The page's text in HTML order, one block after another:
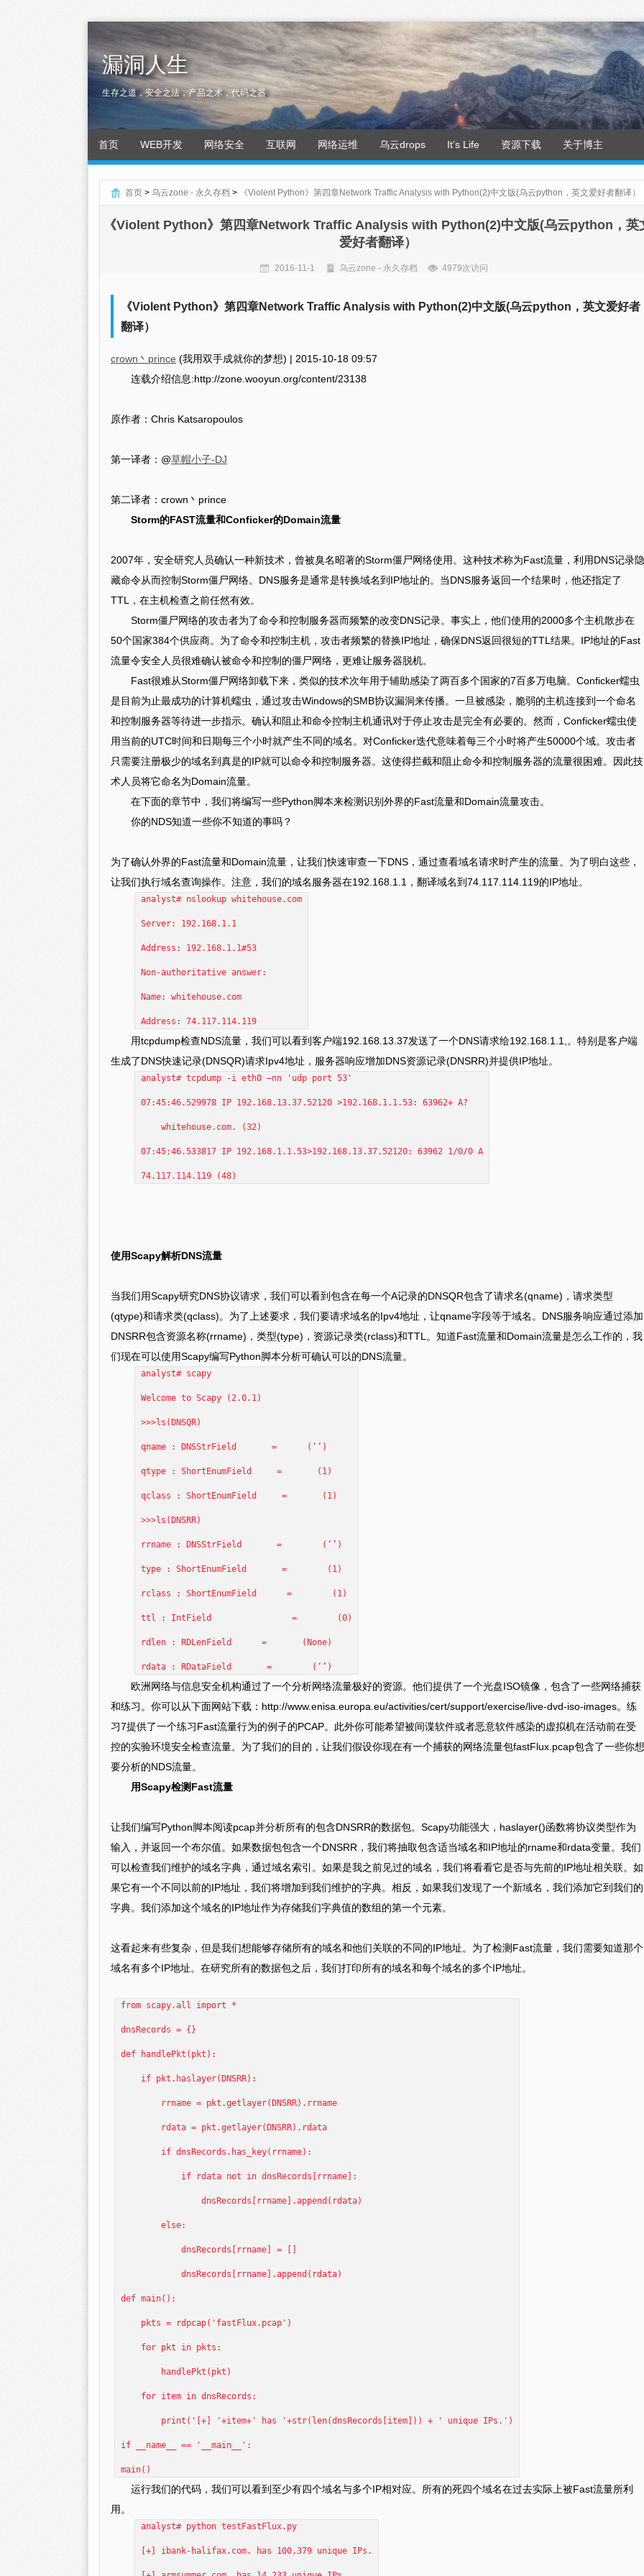
漏洞人生
生存之道，安全之法，产品之术，代码之器
首页 WEB开发 网络安全 互联网 网络运维 乌云drops It’s Life 资源下载 关于博主
首页 > 乌云zone - 永久存档 > 《Violent Python》第四章Network Traffic Analysis with Python(2)中文版(乌云python，英文爱好者翻译）
《Violent Python》第四章Network Traffic Analysis with Python(2)中文版(乌云python，英
爱好者翻译）
2016-11-1 乌云zone - 永久存档 4979次访问
《Violent Python》第四章Network Traffic Analysis with Python(2)中文版(乌云python，英文爱好者
翻译）
crown丶prince (我用双手成就你的梦想) | 2015-10-18 09:57
连载介绍信息:http://zone.wooyun.org/content/23138
原作者：Chris Katsaropoulos
第一译者：@草帽小子-DJ
第二译者：crown丶prince
Storm的FAST流量和Conficker的Domain流量
2007年，安全研究人员确认一种新技术，曾被臭名昭著的Storm僵尸网络使用。这种技术称为Fast流量，利用DNS记录隐
藏命令从而控制Storm僵尸网络。DNS服务是通常是转换域名到IP地址的。当DNS服务返回一个结果时，他还指定了
TTL，在主机检查之前任然有效。
Storm僵尸网络的攻击者为了命令和控制服务器而频繁的改变DNS记录。事实上，他们使用的2000多个主机散步在
50个国家384个供应商。为了命令和控制主机，攻击者频繁的替换IP地址，确保DNS返回很短的TTL结果。IP地址的Fast
流量令安全人员很难确认被命令和控制的僵尸网络，更难让服务器脱机。
Fast很难从Storm僵尸网络卸载下来，类似的技术次年用于辅助感染了两百多个国家的7百多万电脑。Conficker蠕虫
是目前为止最成功的计算机蠕虫，通过攻击Windows的SMB协议漏洞来传播。一旦被感染，脆弱的主机连接到一个命名
和控制服务器等待进一步指示。确认和阻止和命令控制主机通讯对于停止攻击是完全有必要的。然而，Conficker蠕虫使
用当前的UTC时间和日期每三个小时就产生不同的域名。对Conficker迭代意味着每三个小时将产生50000个域。攻击者
只需要注册极少的域名到真是的IP就可以命令和控制服务器。这使得拦截和阻止命令和控制服务器的流量很困难。因此技
术人员将它命名为Domain流量。
在下面的章节中，我们将编写一些Python脚本来检测识别外界的Fast流量和Domain流量攻击。
你的NDS知道一些你不知道的事吗？
为了确认外界的Fast流量和Domain流量，让我们快速审查一下DNS，通过查看域名请求时产生的流量。为了明白这些，
让我们执行域名查询操作。注意，我们的域名服务器在192.168.1.1，翻译域名到74.117.114.119的IP地址。
analyst# nslookup whitehouse.com
Server: 192.168.1.1
Address: 192.168.1.1#53
Non-authoritative answer:
Name: whitehouse.com
Address: 74.117.114.119
用tcpdump检查NDS流量，我们可以看到客户端192.168.13.37发送了一个DNS请求给192.168.1.1,。特别是客户端
生成了DNS快速记录(DNSQR)请求Ipv4地址，服务器响应增加DNS资源记录(DNSRR)并提供IP地址。
analyst# tcpdump -i eth0 –nn 'udp port 53'
07:45:46.529978 IP 192.168.13.37.52120 >192.168.1.1.53: 63962+ A?
whitehouse.com. (32)
07:45:46.533817 IP 192.168.1.1.53>192.168.13.37.52120: 63962 1/0/0 A
74.117.114.119 (48)
使用Scapy解析DNS流量
当我们用Scapy研究DNS协议请求，我们可以看到包含在每一个A记录的DNSQR包含了请求名(qname)，请求类型
(qtype)和请求类(qclass)。为了上述要求，我们要请求域名的Ipv4地址，让qname字段等于域名。DNS服务响应通过添加
DNSRR包含资源名称(rrname)，类型(type)，资源记录类(rclass)和TTL。知道Fast流量和Domain流量是怎么工作的，我
们现在可以使用Scapy编写Python脚本分析可确认可以的DNS流量。
analyst# scapy
Welcome to Scapy (2.0.1)
>>>ls(DNSQR)
qname : DNSStrField = (‘’)
qtype : ShortEnumField = (1)
qclass : ShortEnumField = (1)
>>>ls(DNSRR)
rrname : DNSStrField = (‘’)
type : ShortEnumField = (1)
rclass : ShortEnumField = (1)
ttl : IntField = (0)
rdlen : RDLenField = (None)
rdata : RDataField = (‘’)
欧洲网络与信息安全机构通过了一个分析网络流量极好的资源。他们提供了一个光盘ISO镜像，包含了一些网络捕获
和练习。你可以从下面网站下载：http://www.enisa.europa.eu/activities/cert/support/exercise/live-dvd-iso-images。练
习7提供了一个练习Fast流量行为的例子的PCAP。此外你可能希望被间谍软件或者恶意软件感染的虚拟机在活动前在受
控的实验环境安全检查流量。为了我们的目的，让我们假设你现在有一个捕获的网络流量包fastFlux.pcap包含了一些你想
要分析的NDS流量。
用Scapy检测Fast流量
让我们编写Python脚本阅读pcap并分析所有的包含DNSRR的数据包。Scapy功能强大，haslayer()函数将协议类型作为
输入，并返回一个布尔值。如果数据包包含一个DNSRR，我们将抽取包含适当域名和IP地址的rname和rdata变量。我们
可以检查我们维护的域名字典，通过域名索引。如果是我之前见过的域名，我们将看看它是否与先前的IP地址相关联。如
果它有一个不同以前的IP地址，我们将增加到我们维护的字典。相反，如果我们发现了一个新域名，我们添加它到我们的
字典。我们添加这个域名的IP地址作为存储我们字典值的数组的第一个元素。
这看起来有些复杂，但是我们想能够存储所有的域名和他们关联的不同的IP地址。为了检测Fast流量，我们需要知道那个
域名有多个IP地址。在研究所有的数据包之后，我们打印所有的域名和每个域名的多个IP地址。
from scapy.all import *
dnsRecords = {}
def handlePkt(pkt):
if pkt.haslayer(DNSRR):
rrname = pkt.getlayer(DNSRR).rrname
rdata = pkt.getlayer(DNSRR).rdata
if dnsRecords.has_key(rrname):
if rdata not in dnsRecords[rrname]:
dnsRecords[rrname].append(rdata)
else:
dnsRecords[rrname] = []
dnsRecords[rrname].append(rdata)
def main():
pkts = rdpcap('fastFlux.pcap')
for pkt in pkts:
handlePkt(pkt)
for item in dnsRecords:
print('[+] '+item+' has '+str(len(dnsRecords[item])) + ' unique IPs.')
if __name__ == '__main__':
main()
运行我们的代码，我们可以看到至少有四个域名与多个IP相对应。所有的死四个域名在过去实际上被Fast流量所利
用。
analyst# python testFastFlux.py
[+] ibank-halifax.com. has 100,379 unique IPs.